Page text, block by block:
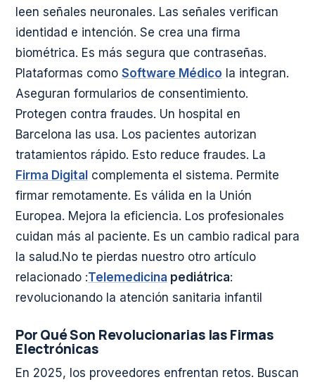
leen señales neuronales. Las señales verifican
identidad e intención. Se crea una firma
biométrica. Es más segura que contraseñas.
Plataformas como Software Médico la integran.
Aseguran formularios de consentimiento.
Protegen contra fraudes. Un hospital en
Barcelona las usa. Los pacientes autorizan
tratamientos rápido. Esto reduce fraudes. La
Firma Digital complementa el sistema. Permite
firmar remotamente. Es válida en la Unión
Europea. Mejora la eficiencia. Los profesionales
cuidan más al paciente. Es un cambio radical para
la salud.No te pierdas nuestro otro artículo
relacionado :Telemedicina pediátrica:
revolucionando la atención sanitaria infantil
Por Qué Son Revolucionarias las Firmas
Electrónicas
En 2025, los proveedores enfrentan retos. Buscan